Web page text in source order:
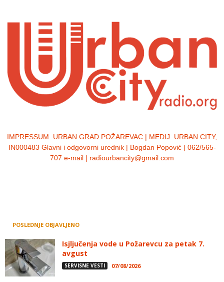
IMPRESSUM: URBAN GRAD POŽAREVAC | MEDIJ: URBAN CITY,
IN000483 Glavni i odgovorni urednik | Bogdan Popović | 062/565-
707 e-mail | radiourbancity@gmail.com
POSLEDNJE OBJAVLJENO
Isjljučenja vode u Požarevcu za petak 7.
avgust
SERVISNE VESTI 07/08/2026